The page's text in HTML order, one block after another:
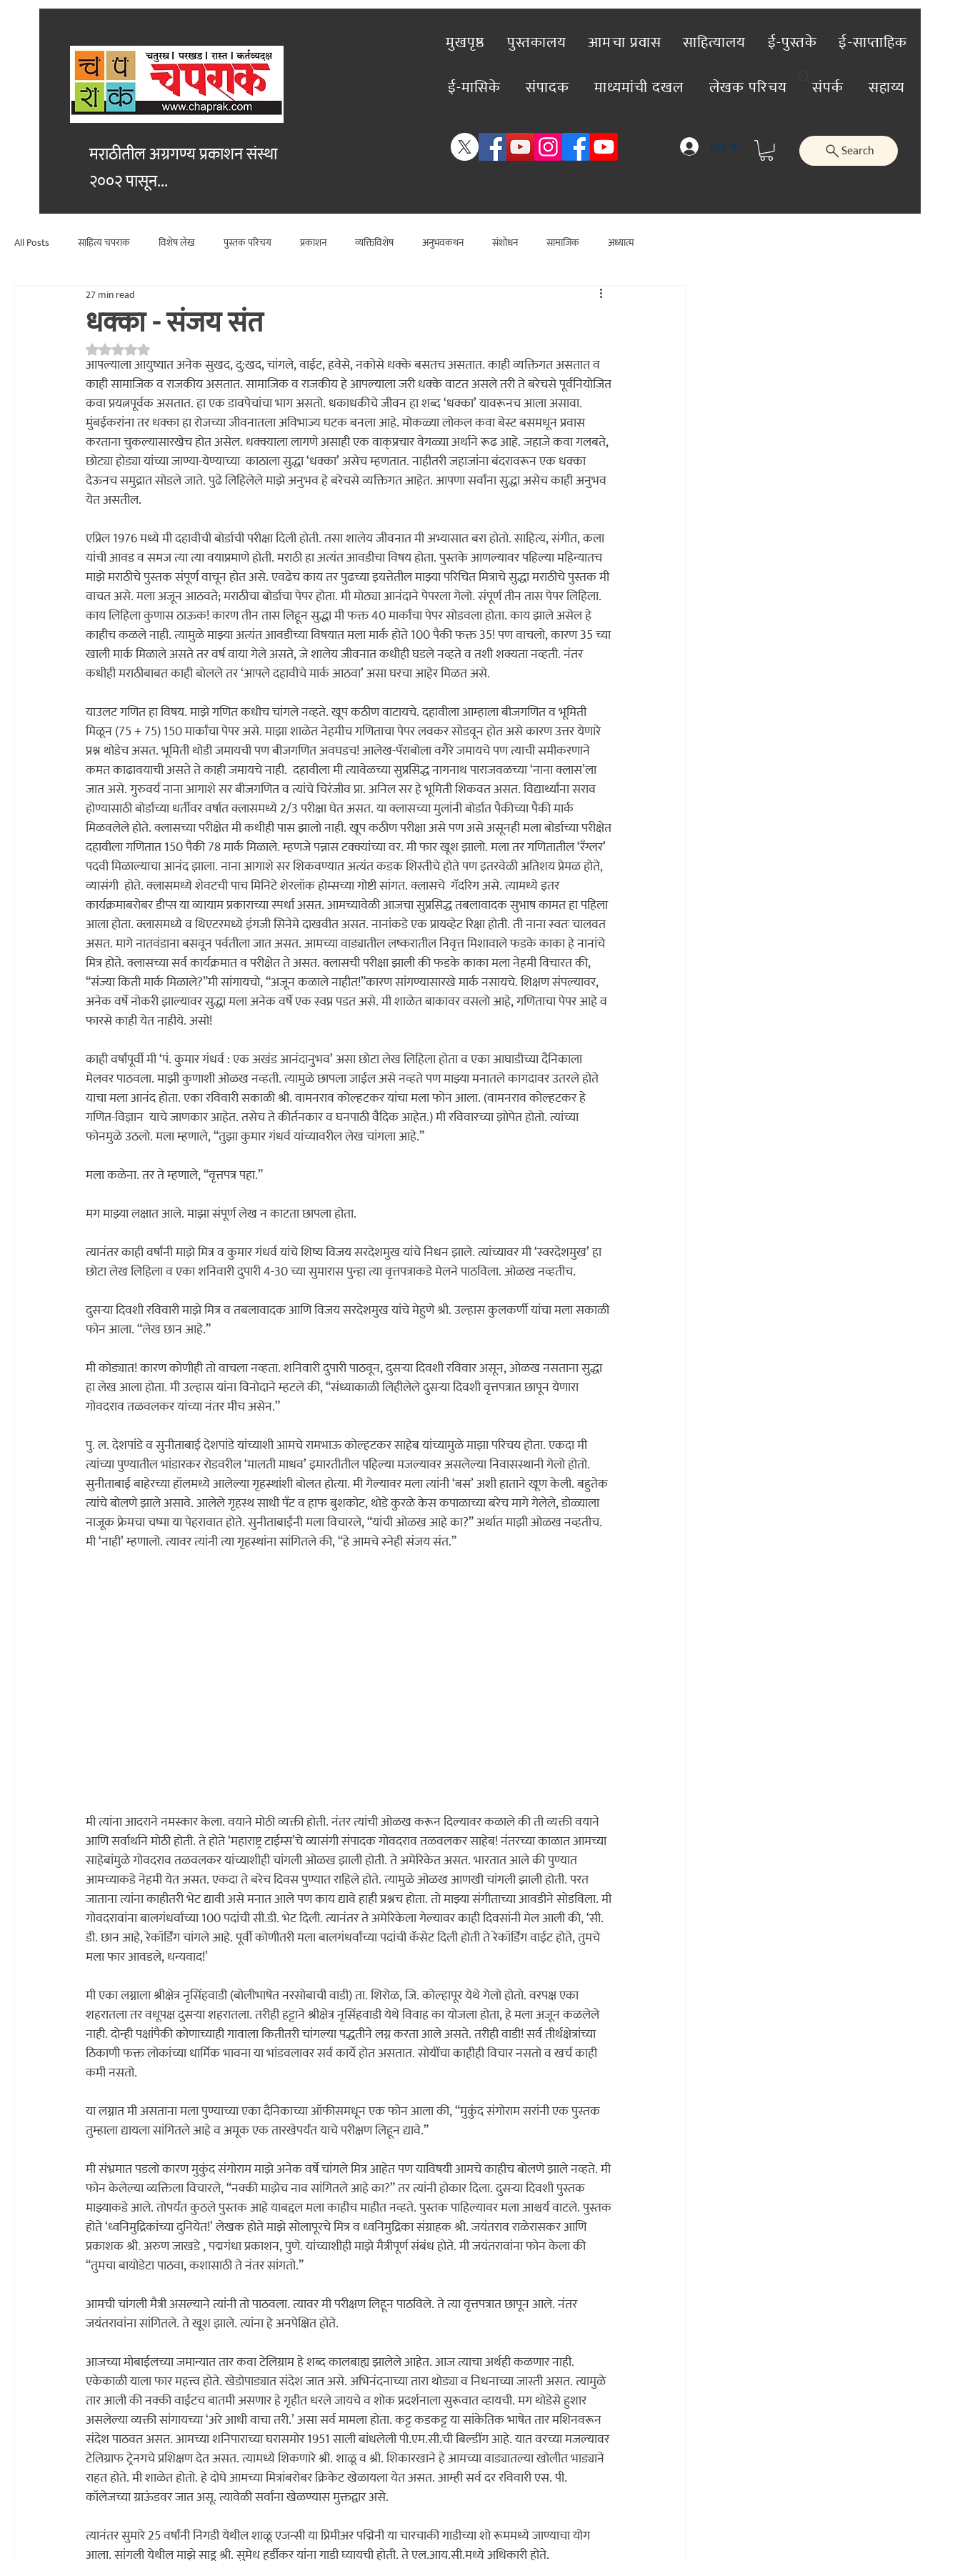
मराठीतील अग्रगण्य प्रकाशनसंस्था
२००२ पासून...
मुखपृष्ठ पुस्तकालय आमचा प्रवास साहित्यालय ई-पुस्तके
ई-साप्ताहिक
ई-मासिके
संपादक माध्यमांची दखल लेखक परिचय संपर्क सहाय्य
Log In Search
All Posts साहित्य चपराक विशेष लेख पुस्तक परिचय प्रकाशन व्यक्तिविशेष अनुभवकथन संशोधन सामाजिक अध्यात्म
कथा
प्रकाशन साहित्य चपराक सांस्कृतिक घनश्याम पाटील लेखमाला अनुभवकथन
धक्का - संजय संत
27 min read
Rated NaN out of 5 stars.
आपल्याला आयुष्यात अनेक सुखद, दु:खद, चांगले, वाईट, हवेसे, नकोसे धक्के बसतच असतात. काही व्यक्तिगत असतात व
काही सामाजिक व राजकीय असतात. सामाजिक व राजकीय हे आपल्याला जरी धक्के वाटत असले तरी ते बरेचसे पूर्वनियोजित
कवा प्रयत्नपूर्वक असतात. हा एक डावपेचांचा भाग असतो. धकाधकीचे जीवन हा शब्द ‌‘धक्का‌’ यावरूनच आला असावा.
मुंबईकरांना तर धक्का हा रोजच्या जीवनातला अविभाज्य घटक बनला आहे. मोकळ्या लोकल कवा बेस्ट बसमधून प्रवास
करताना चुकल्यासारखेच होत असेल. धक्क्याला लागणे असाही एक वाक्‌‍प्रचार वेगळ्या अर्थाने रूढ आहे. जहाजे कवा गलबते,
छोट्या होड्या यांच्या जाण्या-येण्याच्या  काठाला सुद्धा ‌‘धक्का‌’ असेच म्हणतात. नाहीतरी जहाजांना बंदरावरून एक धक्का
देऊनच समुद्रात सोडले जाते. पुढे लिहिलेले माझे अनुभव हे बरेचसे व्यक्तिगत आहेत. आपणा सर्वांना सुद्धा असेच काही अनुभव
येत असतील.
एप्रिल 1976 मध्ये मी दहावीची बोर्डाची परीक्षा दिली होती. तसा शालेय जीवनात मी अभ्यासात बरा होतो. साहित्य, संगीत, कला
यांची आवड व समज त्या त्या वयाप्रमाणे होती. मराठी हा अत्यंत आवडीचा विषय होता. पुस्तके आणल्यावर पहिल्या महिन्यातच
माझे मराठीचे पुस्तक संपूर्ण वाचून होत असे. एवढेच काय तर पुढच्या इयत्तेतील माझ्या परिचित मित्राचे सुद्धा मराठीचे पुस्तक मी
वाचत असे. मला अजून आठवते; मराठीचा बोर्डाचा पेपर होता. मी मोठ्या आनंदाने पेपरला गेलो. संपूर्ण तीन तास पेपर लिहिला.
काय लिहिला कुणास ठाऊक! कारण तीन तास लिहून सुद्धा मी फक्त 40 मार्कांचा पेपर सोडवला होता. काय झाले असेल हे
काहीच कळले नाही. त्यामुळे माझ्या अत्यंत आवडीच्या विषयात मला मार्क होते 100 पैकी फक्त 35! पण वाचलो, कारण 35 च्या
खाली मार्क मिळाले असते तर वर्ष वाया गेले असते, जे शालेय जीवनात कधीही घडले नव्हते व तशी शक्यता नव्हती. नंतर
कधीही मराठीबाबत काही बोलले तर ‌‘आपले दहावीचे मार्क आठवा‌’ असा घरचा आहेर मिळत असे.
याउलट गणित हा विषय. माझे गणित कधीच चांगले नव्हते. खूप कठीण वाटायचे. दहावीला आम्हाला बीजगणित व भूमिती
मिळून (75 + 75) 150 मार्कांचा पेपर असे. माझा शाळेत नेहमीच गणिताचा पेपर लवकर सोडवून होत असे कारण उत्तर येणारे
प्रश्न थोडेच असत. भूमिती थोडी जमायची पण बीजगणित अवघडच! आलेख-पॅराबोला वगैरे जमायचे पण त्याची समीकरणाने
कमत काढावयाची असते ते काही जमायचे नाही.  दहावीला मी त्यावेळच्या सुप्रसिद्ध नागनाथ पाराजवळच्या ‌‘नाना क्लास‌’ला
जात असे. गुरुवर्य नाना आगाशे सर बीजगणित व त्यांचे चिरंजीव प्रा. अनिल सर हे भूमिती शिकवत असत. विद्यार्थ्यांना सराव
होण्यासाठी बोर्डाच्या धर्तीवर वर्षात क्लासमध्ये 2/3 परीक्षा घेत असत. या क्लासच्या मुलांनी बोर्डात पैकीच्या पैकी मार्क
मिळवलेले होते. क्लासच्या परीक्षेत मी कधीही पास झालो नाही. खूप कठीण परीक्षा असे पण असे असूनही मला बोर्डाच्या परीक्षेत
दहावीला गणितात 150 पैकी 78 मार्क मिळाले. म्हणजे पन्नास टक्क्यांच्या वर. मी फार खूश झालो. मला तर गणितातील ‌‘रँग्लर‌’
पदवी मिळाल्याचा आनंद झाला. नाना आगाशे सर शिकवण्यात अत्यंत कडक शिस्तीचे होते पण इतरवेळी अतिशय प्रेमळ होते,
व्यासंगी  होते. क्लासमध्ये शेवटची पाच मिनिटे शेरलॉक होम्सच्या गोष्टी सांगत. क्लासचे  गॅदरिग असे. त्यामध्ये इतर
कार्यक्रमाबरोबर डीप्स या व्यायाम प्रकाराच्या स्पर्धा असत. आमच्यावेळी आजचा सुप्रसिद्ध तबलावादक सुभाष कामत हा पहिला
आला होता. क्लासमध्ये व थिएटरमध्ये इंगजी सिनेमे दाखवीत असत. नानांकडे एक प्रायव्हेट रिक्षा होती. ती नाना स्वतः चालवत
असत. मागे नातवंडाना बसवून पर्वतीला जात असत. आमच्या वाड्यातील लष्करातील निवृत्त मिशावाले फडके काका हे नानांचे
मित्र होते. क्लासच्या सर्व कार्यक्रमात व परीक्षेत ते असत. क्लासची परीक्षा झाली की फडके काका मला नेहमी विचारत की,
“संज्या किती मार्क मिळाले?”मी सांगायचो, “अजून कळाले नाहीत!”कारण सांगण्यासारखे मार्क नसायचे. शिक्षण संपल्यावर,
अनेक वर्षे नोकरी झाल्यावर सुद्धा मला अनेक वर्षे एक स्वप्न पडत असे. मी शाळेत बाकावर वसलो आहे, गणिताचा पेपर आहे व
फारसे काही येत नाहीये. असो!
काही वर्षांपूर्वी मी ‌‘पं. कुमार गंधर्व : एक अखंड आनंदानुभव‌’ असा छोटा लेख लिहिला होता व एका आघाडीच्या दैनिकाला
मेलवर पाठवला. माझी कुणाशी ओळख नव्हती. त्यामुळे छापला जाईल असे नव्हते पण माझ्या मनातले कागदावर उतरले होते
याचा मला आनंद होता. एका रविवारी सकाळी श्री. वामनराव कोल्हटकर यांचा मला फोन आला. (वामनराव कोल्हटकर हे
गणित-विज्ञान  याचे जाणकार आहेत. तसेच ते कीर्तनकार व घनपाठी वैदिक आहेत.) मी रविवारच्या झोपेत होतो. त्यांच्या
फोनमुळे उठलो. मला म्हणाले, “तुझा कुमार गंधर्व यांच्यावरील लेख चांगला आहे.”
मला कळेना. तर ते म्हणाले, “वृत्तपत्र पहा.”
मग माझ्या लक्षात आले. माझा संपूर्ण लेख न काटता छापला होता.
त्यानंतर काही वर्षांनी माझे मित्र व कुमार गंधर्व यांचे शिष्य विजय सरदेशमुख यांचे निधन झाले. त्यांच्यावर मी ‌‘स्वरदेशमुख‌’ हा
छोटा लेख लिहिला व एका शनिवारी दुपारी 4-30 च्या सुमारास पुन्हा त्या वृत्तपत्राकडे मेलने पाठविला. ओळख नव्हतीच.
दुसऱ्या दिवशी रविवारी माझे मित्र व तबलावादक आणि विजय सरदेशमुख यांचे मेहुणे श्री. उल्हास कुलकर्णी यांचा मला सकाळी
फोन आला. “लेख छान आहे.”
मी कोड्यात! कारण कोणीही तो वाचला नव्हता. शनिवारी दुपारी पाठवून, दुसऱ्या दिवशी रविवार असून, ओळख नसताना सुद्धा
हा लेख आला होता. मी उल्हास यांना विनोदाने म्हटले की, “संध्याकाळी लिहीलेले दुसऱ्या दिवशी वृत्तपत्रात छापून येणारा
गोवदराव तळवलकर यांच्या नंतर मीच असेन.”
पु. ल. देशपांडे व सुनीताबाई देशपांडे यांच्याशी आमचे रामभाऊ कोल्हटकर साहेब यांच्यामुळे माझा परिचय होता. एकदा मी
त्यांच्या पुण्यातील भांडारकर रोडवरील ‌‘मालती माधव‌’ इमारतीतील पहिल्या मजल्यावर असलेल्या निवासस्थानी गेलो होतो.
सुनीताबाई बाहेरच्या हॉलमध्ये आलेल्या गृहस्थांशी बोलत होत्या. मी गेल्यावर मला त्यांनी ‌‘बस‌’ अशी हाताने खूण केली. बहुतेक
त्यांचे बोलणे झाले असावे. आलेले गृहस्थ साधी पँट व हाफ बुशकोट, थोडे कुरळे केस कपाळाच्या बरेच मागे गेलेले, डोळ्याला
नाजूक फ्रेमचा चष्मा या पेहरावात होते. सुनीताबाईंनी मला विचारले, “यांची ओळख आहे का?” अर्थात माझी ओळख नव्हतीच.
मी ‌‘नाही‌’ म्हणालो. त्यावर त्यांनी त्या गृहस्थांना सांगितले की, “हे आमचे स्नेही संजय संत.”
मी त्यांना आदराने नमस्कार केला. वयाने मोठी व्यक्ती होती. नंतर त्यांची ओळख करून दिल्यावर कळाले की ती व्यक्ती वयाने
आणि सर्वार्थाने मोठी होती. ते होते ‌‘महाराष्ट्र टाईम्स‌’चे व्यासंगी संपादक गोवदराव तळवलकर साहेब! नंतरच्या काळात आमच्या
साहेबांमुळे गोवदराव तळवलकर यांच्याशीही चांगली ओळख झाली होती. ते अमेरिकेत असत. भारतात आले की पुण्यात
आमच्याकडे नेहमी येत असत. एकदा ते बरेच दिवस पुण्यात राहिले होते. त्यामुळे ओळख आणखी चांगली झाली होती. परत
जाताना त्यांना काहीतरी भेट द्यावी असे मनात आले पण काय द्यावे हाही प्रश्नच होता. तो माझ्या संगीताच्या आवडीने सोडविला. मी
गोवदरावांना बालगंधर्वांच्या 100 पदांची सी.डी. भेट दिली. त्यानंतर ते अमेरिकेला गेल्यावर काही दिवसांनी मेल आली की, ‌‘सी.
डी. छान आहे, रेकॉर्डिंग चांगले आहे. पूर्वी कोणीतरी मला बालगंधर्वांच्या पदांची कॅसेट दिली होती ते रेकॉर्डिंग वाईट होते, तुमचे
मला फार आवडले, धन्यवाद!‌’
मी एका लग्नाला श्रीक्षेत्र नृसिंहवाडी (बोलीभाषेत नरसोबाची वाडी) ता. शिरोळ, जि. कोल्हापूर येथे गेलो होतो. वरपक्ष एका
शहरातला तर वधूपक्ष दुसऱ्या शहरातला. तरीही हट्टाने श्रीक्षेत्र नृसिंहवाडी येथे विवाह का योजला होता, हे मला अजून कळलेले
नाही. दोन्ही पक्षांपैकी कोणाच्याही गावाला कितीतरी चांगल्या पद्धतीने लग्न करता आले असते. तरीही वाडी! सर्व तीर्थक्षेत्रांच्या
ठिकाणी फक्त लोकांच्या धार्मिक भावना या भांडवलावर सर्व कार्ये होत असतात. सोयींचा काहीही विचार नसतो व खर्च काही
कमी नसतो.
या लग्नात मी असताना मला पुण्याच्या एका दैनिकाच्या ऑफीसमधून एक फोन आला की, “मुकुंद संगोराम सरांनी एक पुस्तक
तुम्हाला द्यायला सांगितले आहे व अमूक एक तारखेपर्यंत याचे परीक्षण लिहून द्यावे.”
मी संभ्रमात पडलो कारण मुकुंद संगोराम माझे अनेक वर्षे चांगले मित्र आहेत पण याविषयी आमचे काहीच बोलणे झाले नव्हते. मी
फोन केलेल्या व्यक्तिला विचारले, “नक्की माझेच नाव सांगितले आहे का?” तर त्यांनी होकार दिला. दुसऱ्या दिवशी पुस्तक
माझ्याकडे आले. तोपर्यंत कुठले पुस्तक आहे याबद्दल मला काहीच माहीत नव्हते. पुस्तक पाहिल्यावर मला आश्चर्य वाटले. पुस्तक
होते ‌‘ध्वनिमुद्रिकांच्या दुनियेत!‌’ लेखक होते माझे सोलापूरचे मित्र व ध्वनिमुद्रिका संग्राहक श्री. जयंतराव राळेरासकर आणि
प्रकाशक श्री. अरुण जाखडे , पद्मगंधा प्रकाशन, पुणे. यांच्याशीही माझे मैत्रीपूर्ण संबंध होते. मी जयंतरावांना फोन केला की
“तुमचा बायोडेटा पाठवा, कशासाठी ते नंतर सांगतो.”
आमची चांगली मैत्री असल्याने त्यांनी तो पाठवला. त्यावर मी परीक्षण लिहून पाठविले. ते त्या वृत्तपत्रात छापून आले. नंतर
जयंतरावांना सांगितले. ते खूश झाले. त्यांना हे अनपेक्षित होते.
आजच्या मोबाईलच्या जमान्यात तार कवा टेलिग्राम हे शब्द कालबाह्य झालेले आहेत. आज त्याचा अर्थही कळणार नाही.
एकेकाळी याला फार महत्त्व होते. खेडोपाड्यात संदेश जात असे. अभिनंदनाच्या तारा थोड्या व निधनाच्या जास्ती असत. त्यामुळे
तार आली की नक्की वाईटच बातमी असणार हे गृहीत धरले जायचे व शोक प्रदर्शनाला सुरूवात व्हायची. मग थोडेसे हुशार
असलेल्या व्यक्ती सांगायच्या ‌‘अरे आधी वाचा तरी.‌’ असा सर्व मामला होता. कट्ट कडकट्ट या सांकेतिक भाषेत तार मशिनवरून
संदेश पाठवत असत. आमच्या शनिपाराच्या घरासमोर 1951 साली बांधलेली पी.एम.सी.ची बिल्डींग आहे. यात वरच्या मजल्यावर
टेलिग्राफ ट्रेनगचे प्रशिक्षण देत असत. त्यामध्ये शिकणारे श्री. शाळू व श्री. शिकारखाने हे आमच्या वाड्यातल्या खोलीत भाड्याने
राहत होते. मी शाळेत होतो. हे दोघे आमच्या मित्रांबरोबर क्रिकेट खेळायला येत असत. आम्ही सर्व दर रविवारी एस. पी.
कॉलेजच्या ग्राऊंडवर जात असू. त्यावेळी सर्वांना खेळण्यास मुक्तद्वार असे.
त्यानंतर सुमारे 25 वर्षांनी निगडी येथील शाळू एजन्सी या प्रिमीअर पद्मिनी या चारचाकी गाडीच्या शो रूममध्ये जाण्याचा योग
आला. सांगली येथील माझे साडू श्री. सुमेध हर्डीकर यांना गाडी घ्यायची होती. ते एल.आय.सी.मध्ये अधिकारी होते.